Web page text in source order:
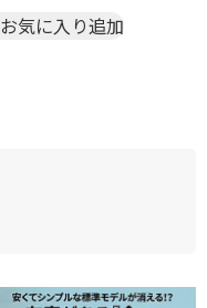
お気に入り追加